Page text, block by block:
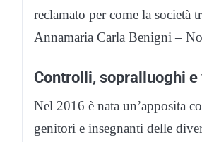
reclamato per come la
Annamaria Carla Benigni –
Controlli, sopralluoghi
Nel 2016 è nata un’apposita
genitori e insegnanti delle